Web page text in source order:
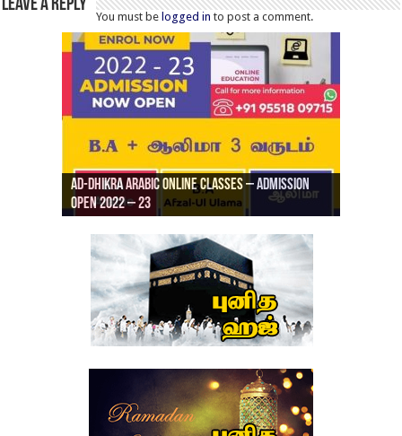
Leave a Reply
You must be logged in to post a comment.
Ad-Dhikra Arabic Online Classes – Admission
Open 2022 – 23
Ad-Dhikra Arabic Online Classes – BA Arabic
AD DHIKRA ARABIC COLLEGE ADMISSION
ரியாத் ஜும்ஆ தமிழாக்கம், Jamia Al Hajiri
Masjid (Kuwait Masjid), Malaz, Riyadh